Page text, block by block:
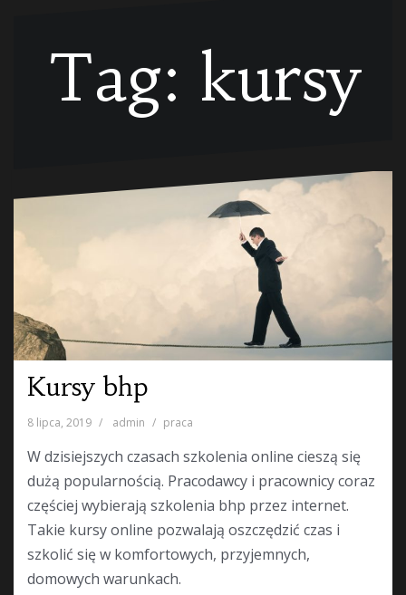
Tag: kursy
Kursy bhp
8 lipca, 2019 admin praca
W dzisiejszych czasach szkolenia online cieszą się
dużą popularnością. Pracodawcy i pracownicy coraz
częściej wybierają szkolenia bhp przez internet.
Takie kursy online pozwalają oszczędzić czas i
szkolić się w komfortowych, przyjemnych,
domowych warunkach.